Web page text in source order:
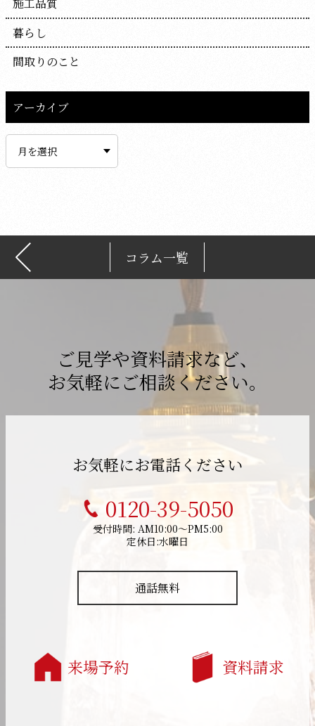
施工品質
暮らし
間取りのこと
アーカイブ
イ
コラム一覧
ご見学や資料請求など、
お気軽にご相談ください。
お気軽にお電話ください
0120-39-5050
受付時間: AM10:00～PM5:00
定休日:水曜日
通話無料
来場予約 資料請求